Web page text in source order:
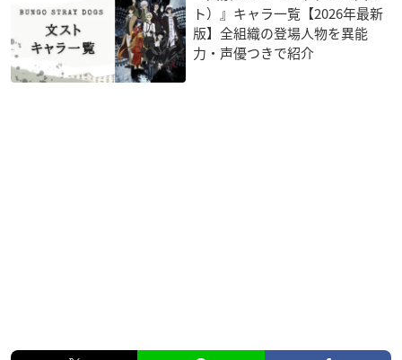
ト）』キャラ一覧【2026年最新
版】全組織の登場人物を異能
力・声優つきで紹介